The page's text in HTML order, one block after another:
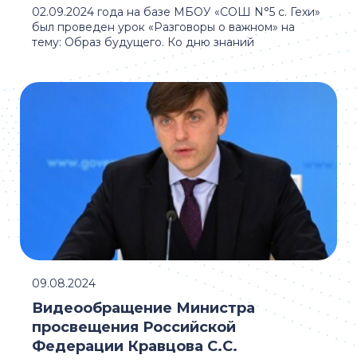
02.09.2024 года на базе МБОУ «СОШ N°5 с. Гехи»
был проведен урок «Разговоры о важном» на
тему: Образ будущего. Ко дню знаний
Видеообращение Министра
просвещения Российской
Федерации Кравцова С.С.
09.08.2024